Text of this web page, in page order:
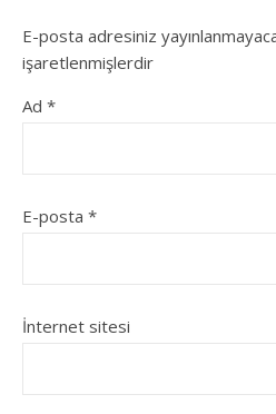
E-posta adresiniz
işaretlenmişlerdir
Ad *
E-posta *
İnternet sitesi